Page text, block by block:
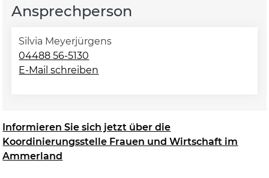
Ansprechperson
Silvia Meyerjürgens
04488 56-5130
E-Mail schreiben
Informieren Sie sich jetzt über die
Koordinierungsstelle Frauen und Wirtschaft im
Ammerland